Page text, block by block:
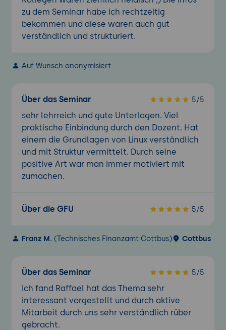
zu dem Seminar habe ich rechtzeitig
bekommen und diese waren auch gut
verständlich und strukturiert.
Auf Wunsch anonymisiert
Über das Seminar 5/5
sehr lehrreich und gute Unterlagen. Viel
praktische Einbindung durch den Dozent. Hat
einem die Grundlagen von Linux verständlich
und mit Struktur vermittelt. Durch seine
positive Art war man immer motiviert mit
zumachen.
Über die GFU 5/5
Franz M. (Technisches Finanzamt Cottbus) Cottbus
Über das Seminar 5/5
Ich fand Raffael hat das Thema sehr
interessant vorgestellt und durch aktive
Mitarbeit durch uns sehr verständlich rüber
gebracht.